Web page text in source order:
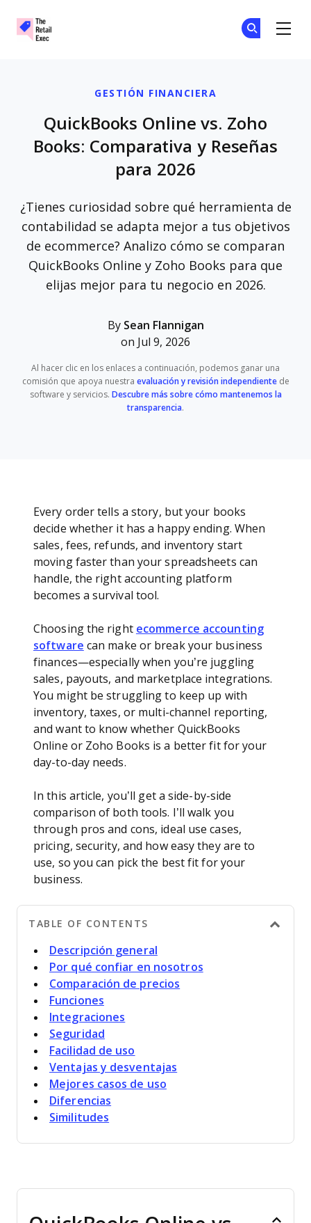
GESTIÓN FINANCIERA
QuickBooks Online vs. Zoho
Books: Comparativa y Reseñas
para 2026
¿Tienes curiosidad sobre qué herramienta de
contabilidad se adapta mejor a tus objetivos
de ecommerce? Analizo cómo se comparan
QuickBooks Online y Zoho Books para que
elijas mejor para tu negocio en 2026.
By Sean Flannigan
on Jul 9, 2026
Al hacer clic en los enlaces a continuación, podemos ganar una
comisión que apoya nuestra evaluación y revisión independientede
software y servicios. Descubre más sobre cómo mantenemos la
transparencia.
Every order tells a story, but your books
decide whether it has a happy ending. When
sales, fees, refunds, and inventory start
moving faster than your spreadsheets can
handle, the right accounting platform
becomes a survival tool.
Choosing the right ecommerce accounting
software can make or break your business
finances—especially when you’re juggling
sales, payouts, and marketplace integrations.
You might be struggling to keep up with
inventory, taxes, or multi-channel reporting,
and want to know whether QuickBooks
Online or Zoho Books is a better fit for your
day-to-day needs.
In this article, you’ll get a side-by-side
comparison of both tools. I’ll walk you
through pros and cons, ideal use cases,
pricing, security, and how easy they are to
use, so you can pick the best fit for your
business.
TABLE OF CONTENTS
Descripción general
Por qué confiar en nosotros
Comparación de precios
Funciones
Integraciones
Seguridad
Facilidad de uso
Ventajas y desventajas
Mejores casos de uso
Diferencias
Similitudes